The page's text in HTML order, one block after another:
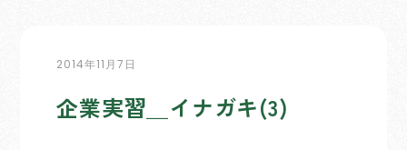
2014年11月7日
企業実習＿イナガキ(3)